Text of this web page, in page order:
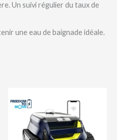
Un suivi régulier du taux de
une eau de baignade idéale.